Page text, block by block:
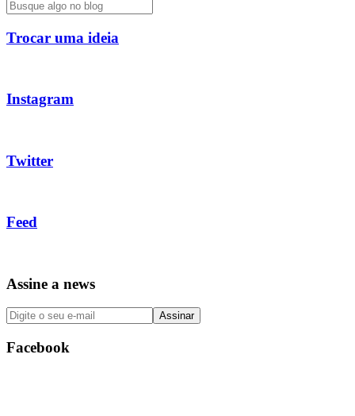
Trocar uma ideia
Instagram
Twitter
Feed
Assine a news
Facebook